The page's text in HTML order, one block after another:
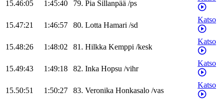
15.46:05 1:45:40 79. Pia Sillanpää /ps
15.47:21 1:46:57 80. Lotta Hamari /sd
Katso
15.48:26 1:48:02 81. Hilkka Kemppi /kesk
Katso
15.49:43 1:49:18 82. Inka Hopsu /vihr
Katso
15.50:51 1:50:27 83. Veronika Honkasalo /vas
Katso